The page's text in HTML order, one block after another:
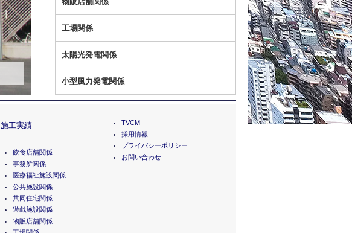
工場関係
太陽光発電関係
小型風力発電関係
施工実績
飲食店舗関係
事務所関係
医療福祉施設関係
公共施設関係
共同住宅関係
遊戯施設関係
物販店舗関係
TVCM
採用情報
プライバシーポリシー
お問い合わせ